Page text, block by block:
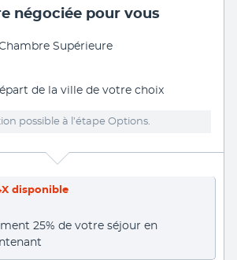
négociée pour vous
Supérieure
de la ville de votre choix
possible à l’étape Options.
disponible
25% de votre séjour en